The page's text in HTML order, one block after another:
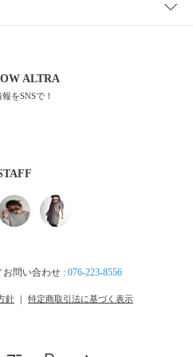
ALTRA
をSNSで！
お問い合わせ : 076-223-8556
針 ｜ 特定商取引法に基づく表示